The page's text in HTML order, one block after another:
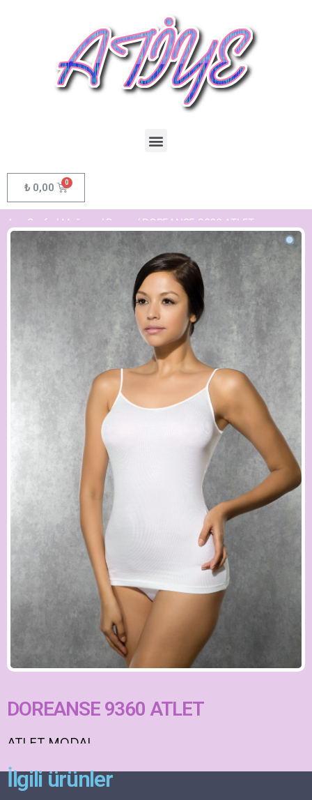
₺ 0,00
Ana Sayfa / Mağaza / Bayan / DOREANSE 9360 ATLET
DOREANSE 9360 ATLET
ATLET MODAL
İlgili ürünler